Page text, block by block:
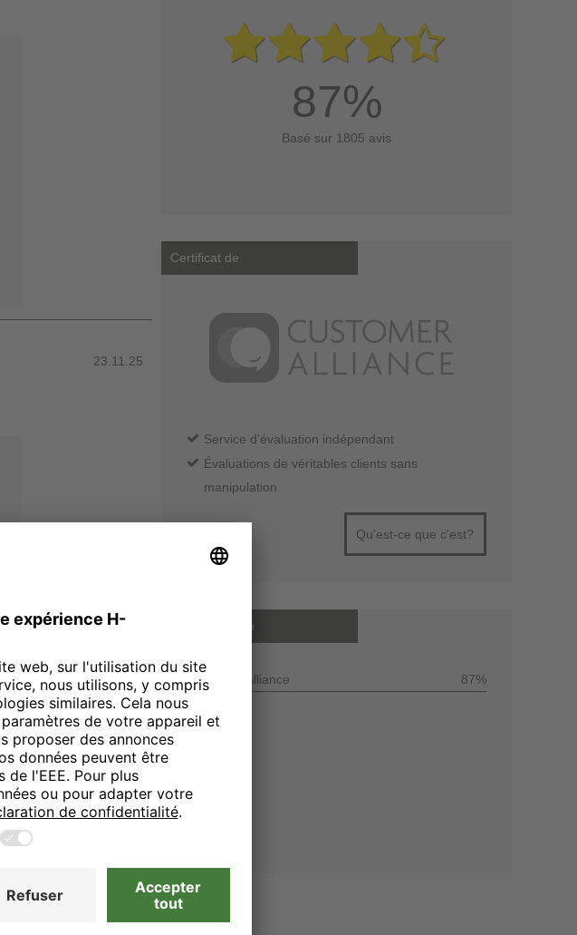
23.11.25
23.11.25
87%
Basé sur 1805 avis
Certificat de
Service d'évaluation indépendant
Évaluations de véritables clients sans
manipulation
Qu'est-ce que c'est?
Note moyenne
Customer Alliance 87%